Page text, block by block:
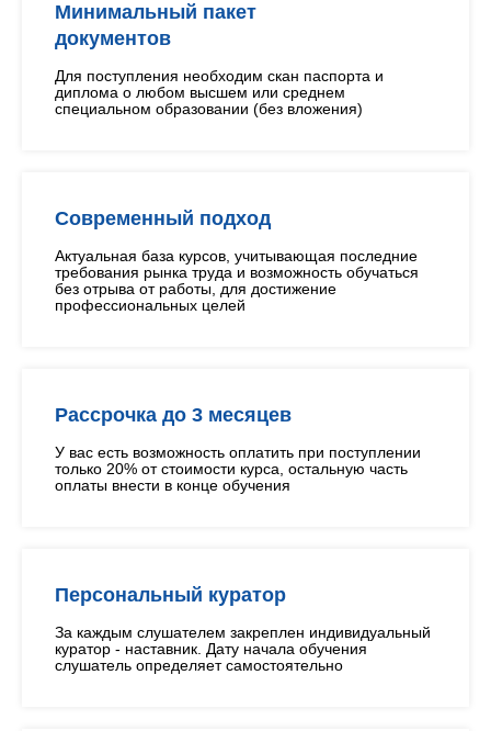
Минимальный пакет
документов
Для поступления необходим скан паспорта и
диплома о любом высшем или среднем
специальном образовании (без вложения)
Современный подход
Актуальная база курсов, учитывающая последние
требования рынка труда и возможность обучаться
без отрыва от работы, для достижение
профессиональных целей
Рассрочка до 3 месяцев
У вас есть возможность оплатить при поступлении
только 20% от стоимости курса, остальную часть
оплаты внести в конце обучения
Персональный куратор
За каждым слушателем закреплен индивидуальный
куратор - наставник. Дату начала обучения
слушатель определяет самостоятельно